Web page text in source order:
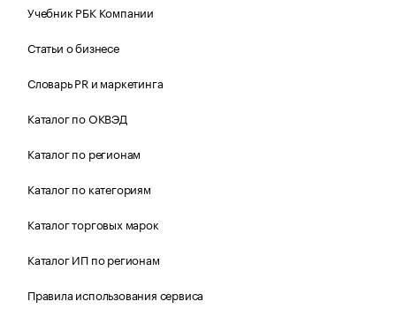
Учебник РБК Компании
Статьи о бизнесе
Словарь PR и маркетинга
Каталог по ОКВЭД
Каталог по регионам
Каталог по категориям
Каталог торговых марок
Каталог ИП по регионам
Правила использования сервиса